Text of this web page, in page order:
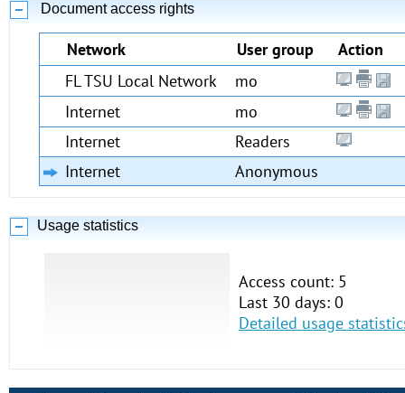
Document access rights
Network User group
Action
FL TSU Local Network
mo
Internet
mo
Internet
Readers
Internet
Anonymous
Usage statistics
Access count: 5
Last 30 days: 0
Detailed usage